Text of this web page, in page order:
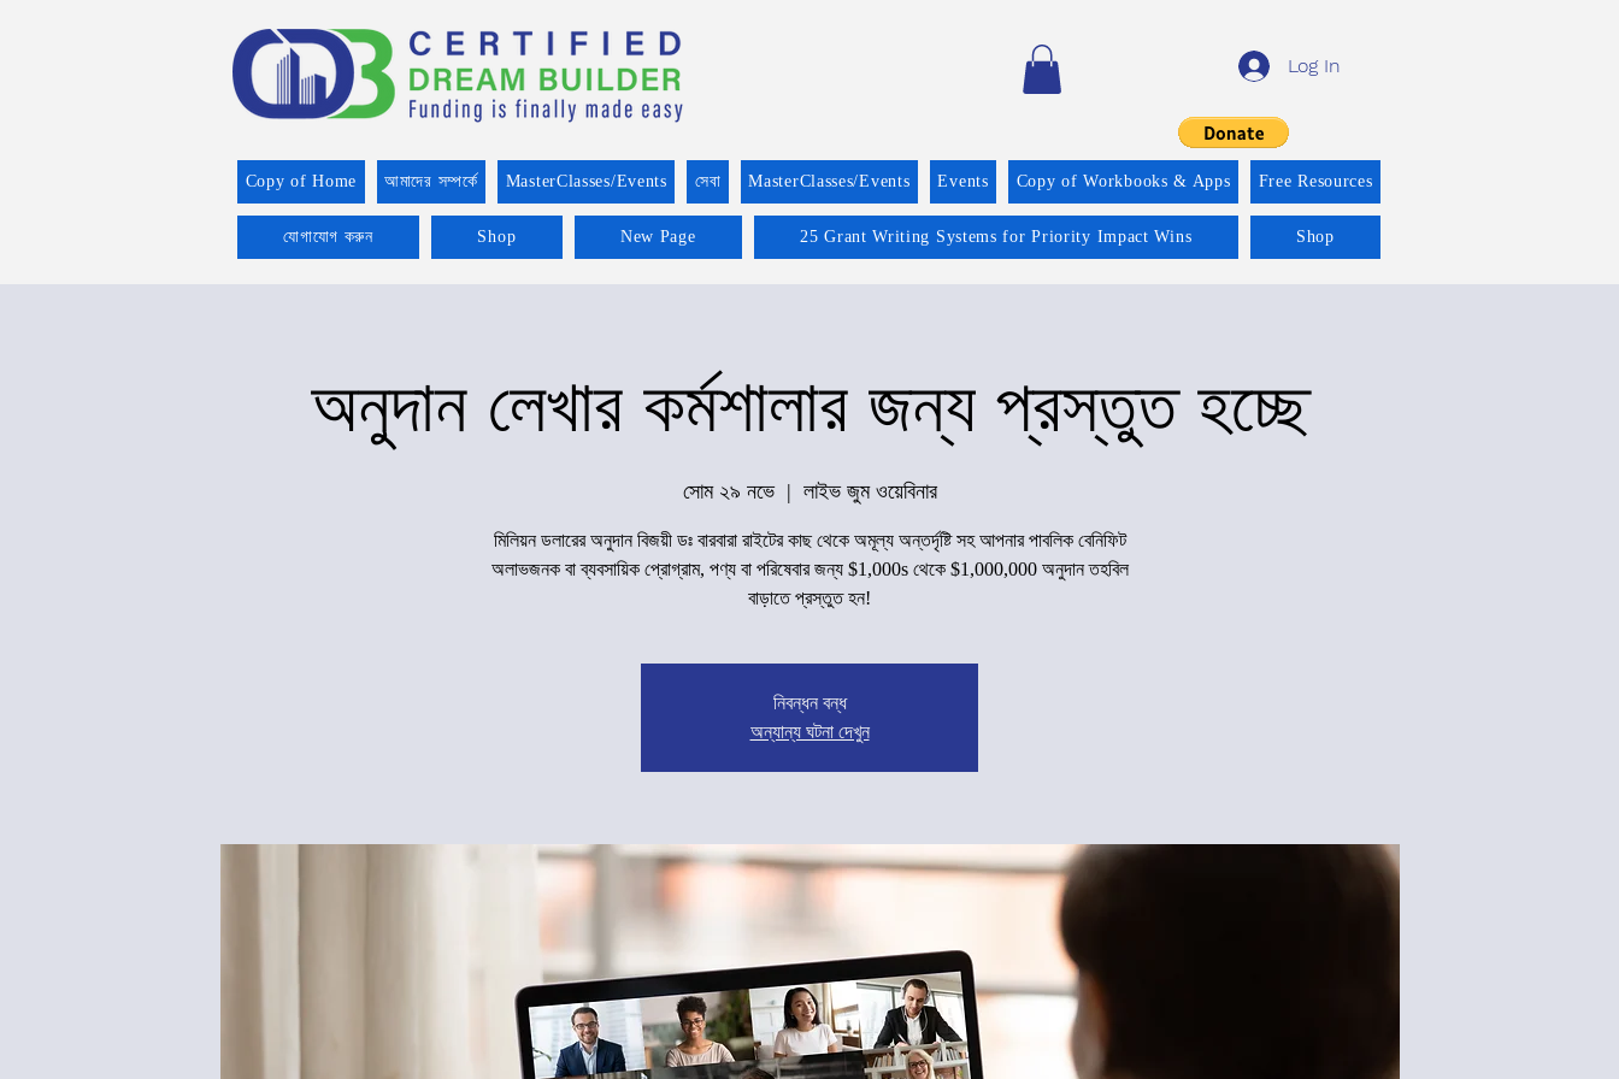
Log In
Copy of Home আমাদের সম্পর্কে MasterClasses/Events সেবা MasterClasses/Events Events Copy of Workbooks & Apps Free Resources
যোগাযোগ করুন Shop New Page 25 Grant Writing Systems for Priority Impact Wins Shop
অনুদান লেখার কর্মশালার জন্য প্রস্তুত হচ্ছে
সোম ২৯ নভে
  |
লাইভ জুম ওয়েবিনার
মিলিয়ন ডলারের অনুদান বিজয়ী ডঃ বারবারা রাইটের কাছ থেকে অমূল্য অন্তর্দৃষ্টি সহ আপনার পাবলিক বেনিফিট
অলাভজনক বা ব্যবসায়িক প্রোগ্রাম, পণ্য বা পরিষেবার জন্য $1,000s থেকে $1,000,000 অনুদান তহবিল
বাড়াতে প্রস্তুত হন!
নিবন্ধন বন্ধ
অন্যান্য ঘটনা দেখুন